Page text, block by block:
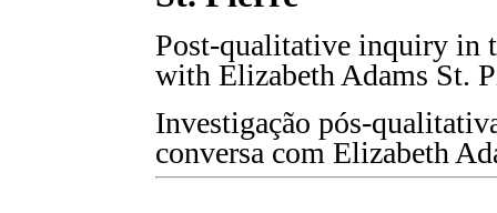
Post-qualitative inquiry in
with Elizabeth Adams St.
Investigação pós-
conversa com Elizabeth